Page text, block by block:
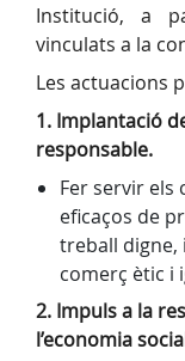
Institució, a
vinculats a la
Les actuacions
1. Implantació
responsable.
Fer servir
eficaços de
treball digne,
comerç ètic i
2. Impuls a la
l’economia